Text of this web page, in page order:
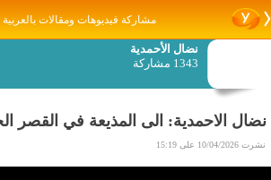
مشاركة فيديوهات ومقالات بالعربية
نضال الأحمدية
1343 مشاركة
نضال الاحمدية: الى المذيعة في القصر
نشرت 10/04/2026 على 15:19